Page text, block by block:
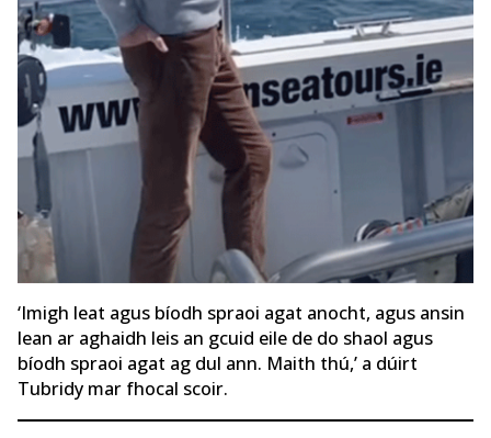
‘Imigh leat agus bíodh spraoi agat anocht, agus ansin
lean ar aghaidh leis an gcuid eile de do shaol agus
bíodh spraoi agat ag dul ann. Maith thú,’ a dúirt
Tubridy mar fhocal scoir.